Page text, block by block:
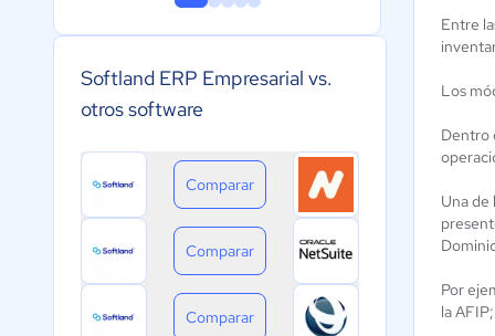
Softland ERP Empresarial vs.
otros software
Comparar
Comparar
Comparar
Entre
Los
Dentro
Una de
Por
la